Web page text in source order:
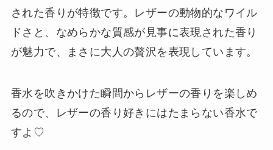
された香りが特徴です。レザーの動物的なワイル
ドさと、なめらかな質感が見事に表現された香り
が魅力で、まさに大人の贅沢を表現しています。
香水を吹きかけた瞬間からレザーの香りを楽しめ
るので、レザーの香り好きにはたまらない香水で
すよ♡